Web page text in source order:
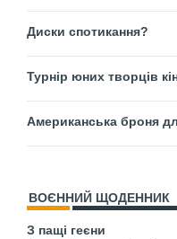
Диски спотикання?
Турнір юних творців
Американська броня
ВОЄННИЙ ЩОДЕННИК
З пащі геєни